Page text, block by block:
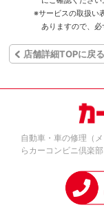
※サービスの取扱い
ありますので、必
店舗詳細TOPに戻る
自動車・車の修理（
らカーコンビニ倶楽